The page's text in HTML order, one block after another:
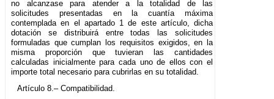
no alcanzase para atender a la totalidad de las
solicitudes presentadas en la cuantía máxima
contemplada en el apartado 1 de este artículo, dicha
dotación se distribuirá entre todas las solicitudes
formuladas que cumplan los requisitos exigidos, en la
misma proporción que tuvieran las cantidades
calculadas inicialmente para cada uno de ellos con el
importe total necesario para cubrirlas en su totalidad.
Artículo 8.– Compatibilidad.